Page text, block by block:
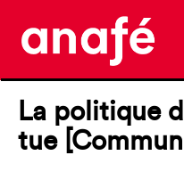
La politique
tue